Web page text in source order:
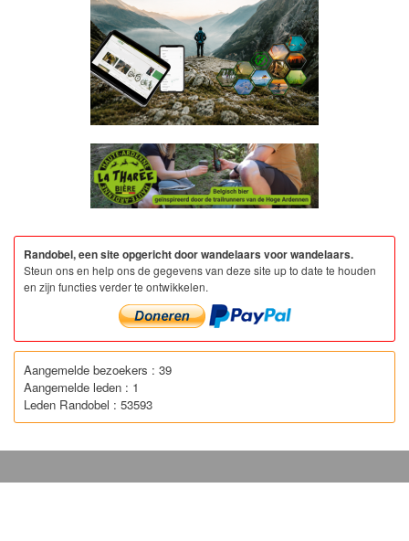
Randobel, een site opgericht door wandelaars voor wandelaars.
Steun ons en help ons de gegevens van deze site up to date te houden
en zijn functies verder te ontwikkelen.
Aangemelde bezoekers : 39
Aangemelde leden : 1
Leden Randobel : 53593